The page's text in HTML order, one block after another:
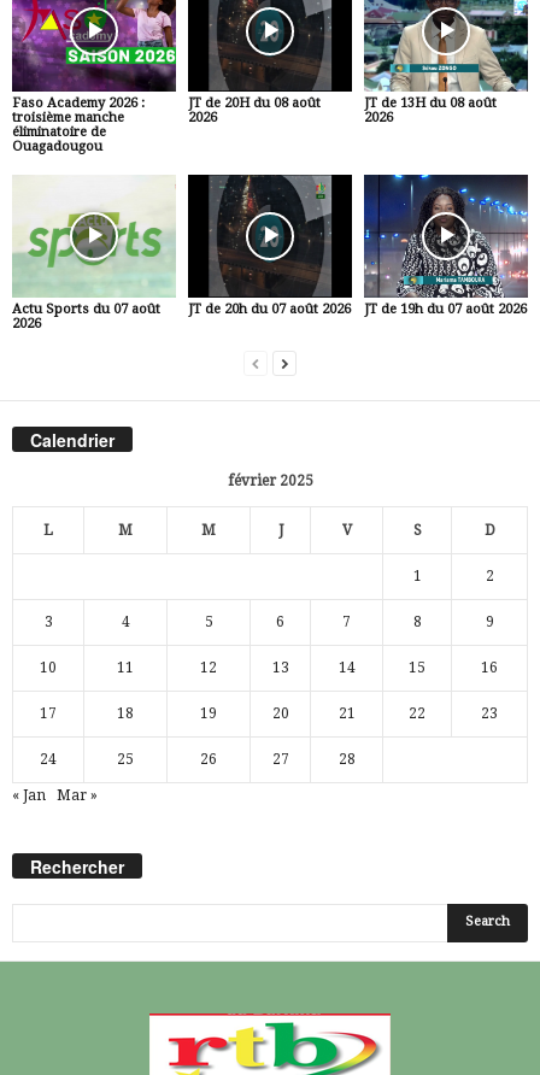
Faso Academy 2026 :
troisième manche
éliminatoire de
Ouagadougou
JT de 20H du 08 août
2026
JT de 13H du 08 août
2026
Actu Sports du 07 août
2026
JT de 20h du 07 août 2026 JT de 19h du 07 août 2026
Calendrier
février 2025
L M M J V S D
1 2
3 4 5 6 7 8 9
10 11 12 13 14 15 16
17 18 19 20 21 22 23
24 25 26 27 28
« Jan Mar »
Rechercher